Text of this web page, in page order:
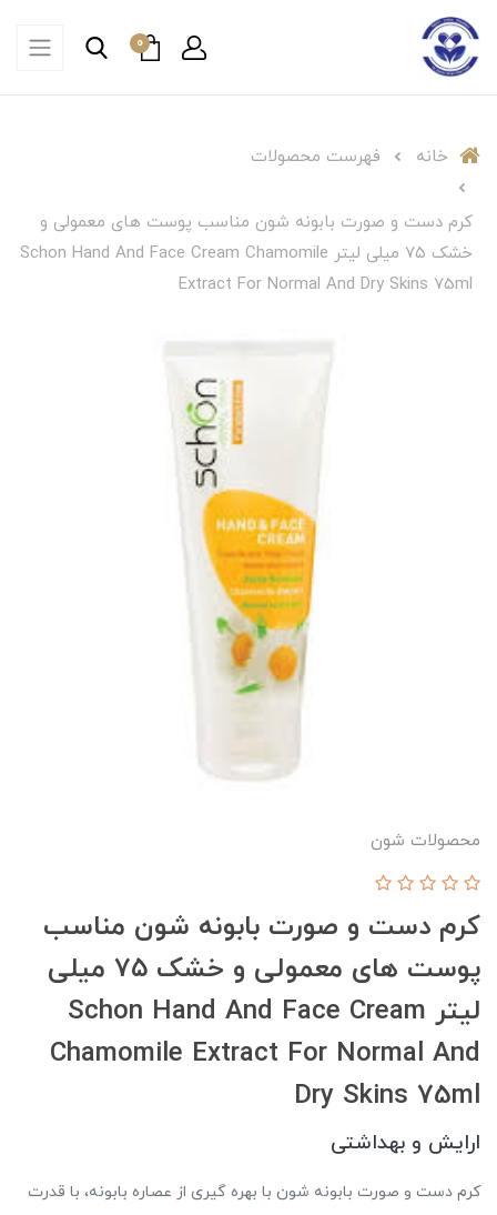
0
خانه فهرست محصولات
کرم دست و صورت بابونه شون مناسب پوست های معمولی و
خشک ۷۵ میلی لیتر Schon Hand And Face Cream Chamomile
Extract For Normal And Dry Skins 75ml
محصولات شون
کرم دست و صورت بابونه شون مناسب
پوست های معمولی و خشک ۷۵ میلی
لیتر Schon Hand And Face Cream
Chamomile Extract For Normal And
Dry Skins 75ml
ارایش و بهداشتی
کرم دست و صورت بابونه شون با بهره گیری از عصاره بابونه، با قدرت